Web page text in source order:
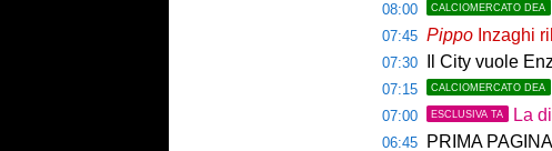
08:00 CALCIOMERCATO DEA
07:45 Pippo Inzaghi
07:30 Il City vuole
07:15 CALCIOMERCATO DEA
07:00 ESCLUSIVA TA La
06:45 PRIMA PAGINA –